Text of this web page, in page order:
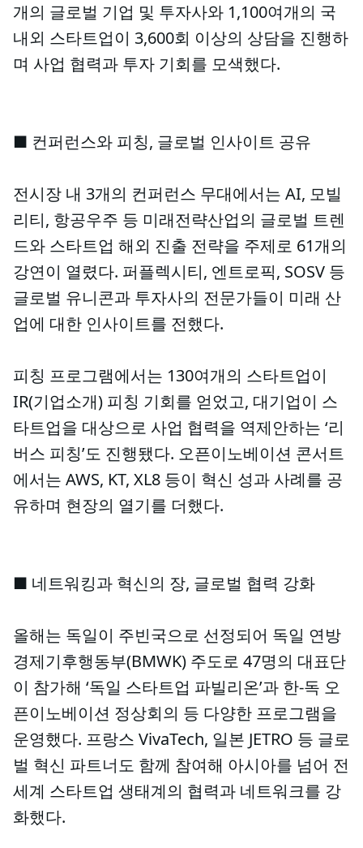
개의 글로벌 기업 및 투자사와 1,100여개의 국
내외 스타트업이 3,600회 이상의 상담을 진행하
며 사업 협력과 투자 기회를 모색했다.
■ 컨퍼런스와 피칭, 글로벌 인사이트 공유
전시장 내 3개의 컨퍼런스 무대에서는 AI, 모빌
리티, 항공우주 등 미래전략산업의 글로벌 트렌
드와 스타트업 해외 진출 전략을 주제로 61개의
강연이 열렸다. 퍼플렉시티, 엔트로픽, SOSV 등
글로벌 유니콘과 투자사의 전문가들이 미래 산
업에 대한 인사이트를 전했다.
피칭 프로그램에서는 130여개의 스타트업이
IR(기업소개) 피칭 기회를 얻었고, 대기업이 스
타트업을 대상으로 사업 협력을 역제안하는 ‘리
버스 피칭’도 진행됐다. 오픈이노베이션 콘서트
에서는 AWS, KT, XL8 등이 혁신 성과 사례를 공
유하며 현장의 열기를 더했다.
■ 네트워킹과 혁신의 장, 글로벌 협력 강화
올해는 독일이 주빈국으로 선정되어 독일 연방
경제기후행동부(BMWK) 주도로 47명의 대표단
이 참가해 ‘독일 스타트업 파빌리온’과 한-독 오
픈이노베이션 정상회의 등 다양한 프로그램을
운영했다. 프랑스 VivaTech, 일본 JETRO 등 글로
벌 혁신 파트너도 함께 참여해 아시아를 넘어 전
세계 스타트업 생태계의 협력과 네트워크를 강
화했다.